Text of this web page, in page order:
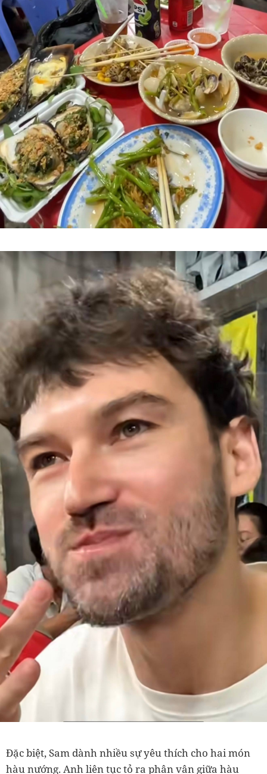
Đặc biệt, Sam dành nhiều sự yêu thích cho hai món
hàu nướng. Anh liên tục tỏ ra phân vân giữa hàu